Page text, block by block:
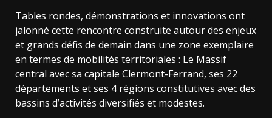
Tables rondes, démonstrations et innovations ont
jalonné cette rencontre construite autour des enjeux
et grands défis de demain dans une zone exemplaire
en termes de mobilités territoriales : Le Massif
central avec sa capitale Clermont-Ferrand, ses 22
départements et ses 4 régions constitutives avec des
bassins d’activités diversifiés et modestes.